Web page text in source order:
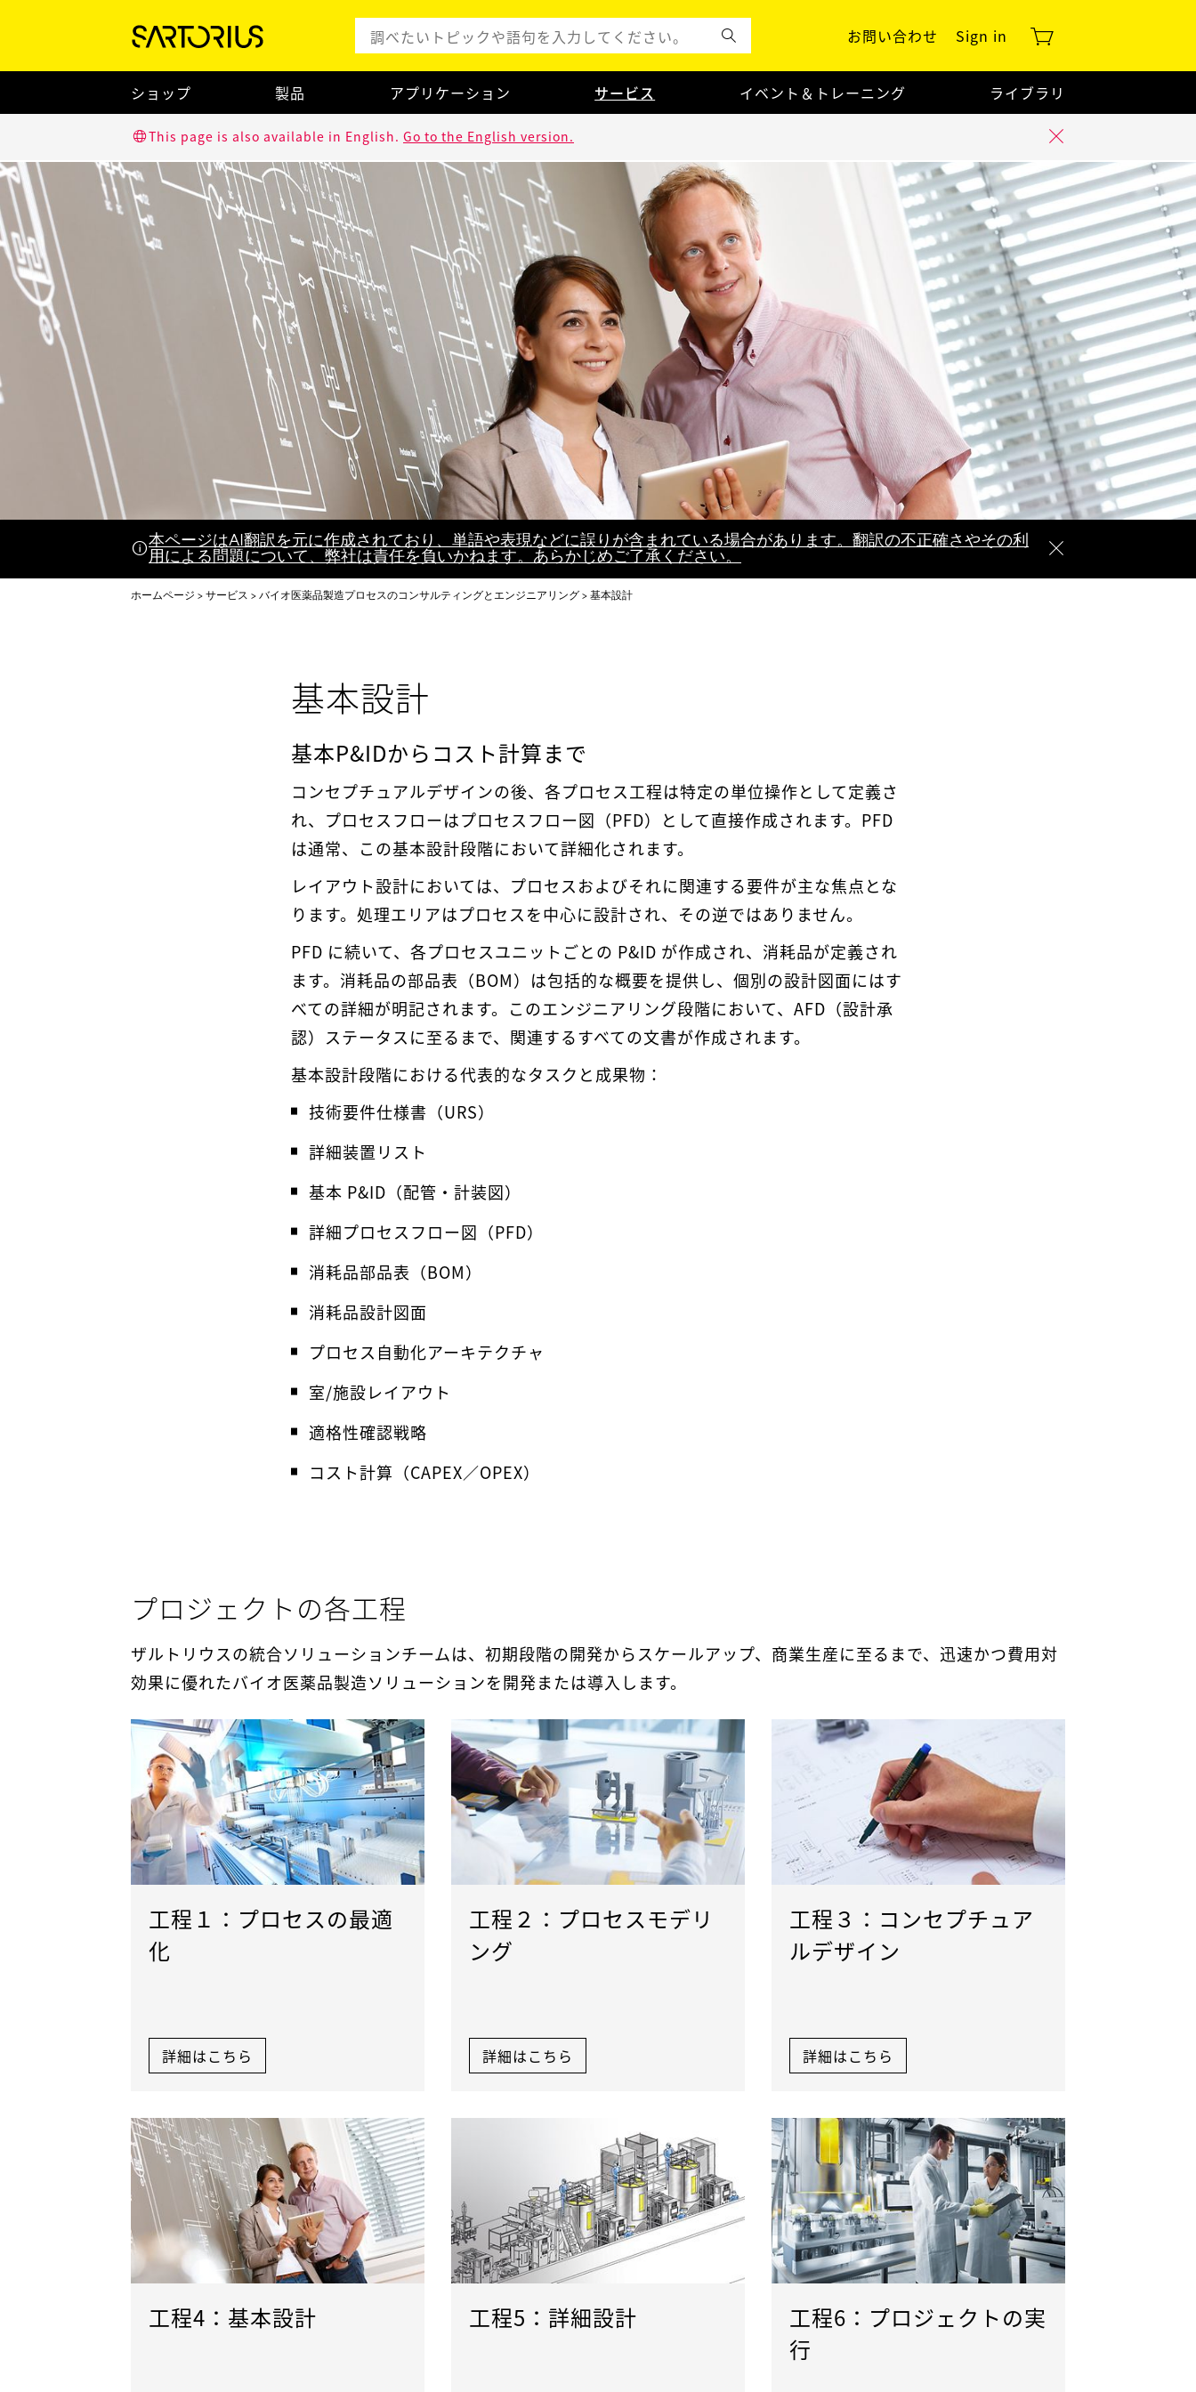
お問い合わせ Sign in
ショップ 製品 アプリケーション サービス イベント＆トレーニング ライブラリ
This page is also available in English. Go to the English version.
本ページはAI翻訳を元に作成されており、単語や表現などに誤りが含まれている場合があります。翻訳の不正確さやその利
用による問題について、弊社は責任を負いかねます。あらかじめご了承ください。
ホームページ サービス バイオ医薬品製造プロセスのコンサルティングとエンジニアリング 基本設計
基本設計
基本P&IDからコスト計算まで
コンセプチュアルデザインの後、各プロセス工程は特定の単位操作として定義さ
れ、プロセスフローはプロセスフロー図（PFD）として直接作成されます。PFD
は通常、この基本設計段階において詳細化されます。
レイアウト設計においては、プロセスおよびそれに関連する要件が主な焦点とな
ります。処理エリアはプロセスを中心に設計され、その逆ではありません。
PFD に続いて、各プロセスユニットごとの P&ID が作成され、消耗品が定義され
ます。消耗品の部品表（BOM）は包括的な概要を提供し、個別の設計図面にはす
べての詳細が明記されます。このエンジニアリング段階において、AFD（設計承
認）ステータスに至るまで、関連するすべての文書が作成されます。
基本設計段階における代表的なタスクと成果物：
技術要件仕様書（URS）
詳細装置リスト
基本 P&ID（配管・計装図）
詳細プロセスフロー図（PFD）
消耗品部品表（BOM）
消耗品設計図面
プロセス自動化アーキテクチャ
室/施設レイアウト
適格性確認戦略
コスト計算（CAPEX／OPEX）
プロジェクトの各工程
ザルトリウスの統合ソリューションチームは、初期段階の開発からスケールアップ、商業生産に至るまで、迅速かつ費用対
効果に優れたバイオ医薬品製造ソリューションを開発または導入します。
工程１：プロセスの最適
化
詳細はこちら
工程２：プロセスモデリ
ング
詳細はこちら
工程３：コンセプチュア
ルデザイン
詳細はこちら
工程4：基本設計 工程5：詳細設計
工程6：プロジェクトの実
行